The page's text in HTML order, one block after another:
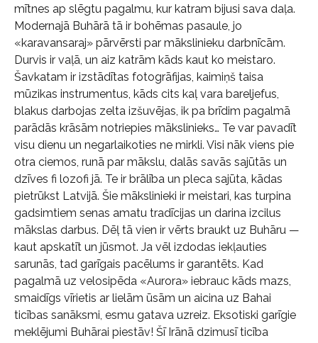
mītnes ap slēgtu pagalmu, kur katram bijusi sava daļa.
Modernajā Buhārā tā ir bohēmas pasaule, jo
«karavansaraj» pārvērsti par mākslinieku darbnīcām.
Durvis ir vaļā, un aiz katrām kāds kaut ko meistaro.
Šavkatam ir izstādītas fotogrāfijas, kaimiņš taisa
mūzikas instrumentus, kāds cits kaļ vara bareljefus,
blakus darbojas zelta izšuvējas, ik pa brīdim pagalmā
parādās krāsām notriepies mākslinieks… Te var pavadīt
visu dienu un negarlaikoties ne mirkli. Visi nāk viens pie
otra ciemos, runā par mākslu, dalās savās sajūtās un
dzīves fi lozofi jā. Te ir brālība un pleca sajūta, kādas
pietrūkst Latvijā. Šie mākslinieki ir meistari, kas turpina
gadsimtiem senas amatu tradīcijas un darina izcilus
mākslas darbus. Dēļ tā vien ir vērts braukt uz Buhāru —
kaut apskatīt un jūsmot. Ja vēl izdodas iekļauties
sarunās, tad garīgais pacēlums ir garantēts. Kad
pagalmā uz velosipēda «Aurora» iebrauc kāds mazs,
smaidīgs vīrietis ar lielām ūsām un aicina uz Bahai
ticības sanāksmi, esmu gatava uzreiz. Eksotiski garīgie
meklējumi Buhārai piestāv! Šī Irānā dzimusī ticība